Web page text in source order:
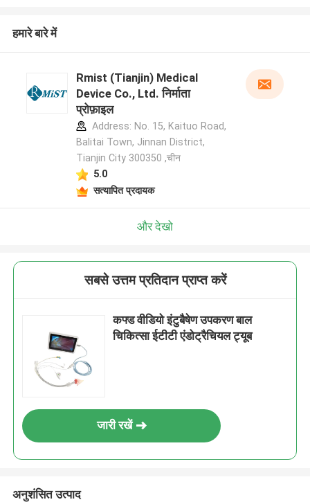
हमारे बारे में
Rmist (Tianjin) Medical
Device Co., Ltd. निर्माता
प्रोफ़ाइल
Address: No. 15, Kaituo Road,
Balitai Town, Jinnan District,
Tianjin City 300350 ,चीन
5.0
सत्यापित प्रदायक
और देखो
सबसे उत्तम प्रतिदान प्राप्त करें
कफ्ड वीडियो इंटुबैषेण उपकरण बाल
चिकित्सा ईटीटी एंडोट्रैचियल ट्यूब
जारी रखें
अनुशंसित उत्पाद